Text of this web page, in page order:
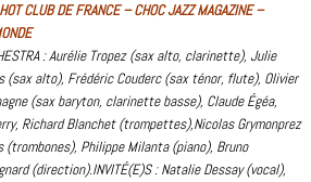
CLUB DE FRANCE – CHOC JAZZ MAGAZINE –
: Aurélie Tropez (sax alto, clarinette), Julie
(sax alto), Frédéric Couderc (sax ténor, flute), Olivier
(sax baryton, clarinette basse), Claude Égéa,
Richard Blanchet (trompettes),Nicolas Grymonprez
(trombones), Philippe Milanta (piano), Bruno
(direction).INVITÉ(E)S : Natalie Dessay (vocal),